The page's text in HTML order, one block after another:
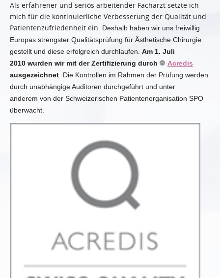
Als erfahrener und seriös arbeitender Facharzt setzte ich
mich für die kontinuierliche Verbesserung der Qualität und
Patientenzufriedenheit ein. Deshalb haben wir uns freiwillig
Europas strengster Qualitätsprüfung für Ästhetische Chirurgie
gestellt und diese erfolgreich durchlaufen. Am 1. Juli
2010 wurden wir mit der Zertifizierung durch
Acredis
ausgezeichnet. Die Kontrollen im Rahmen der Prüfung werden
durch unabhängige Auditoren durchgeführt und unter
anderem von der Schweizerischen Patientenorganisation SPO
überwacht.